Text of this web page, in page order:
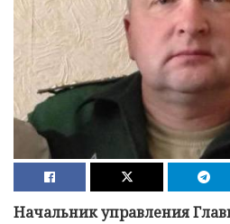
Начальник управления